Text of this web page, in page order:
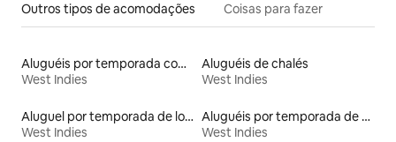
Outros tipos de acomodações Coisas para fazer
Aluguéis por temporada com banheiro para PCD
West Indies
Aluguéis de chalés
West Indies
Aluguel por temporada de lofts
West Indies
Aluguéis por temporada de acomodações de luxo
West Indies